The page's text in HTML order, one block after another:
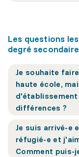
Les questions
degré
Je souhaite
haute école,
différences ?
Je suis arrivé-e
réfugié-e et
Comment puis-